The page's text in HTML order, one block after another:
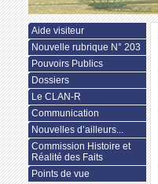
Aide visiteur
Nouvelle rubrique N° 203
Pouvoirs Publics
Dossiers
Le CLAN-R
Communication
Nouvelles d’ailleurs...
Commission Histoire et
Réalité des Faits
Points de vue